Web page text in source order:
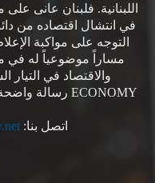
اللبنانية. فلبنان عانى
في انتشال اقتصاده من
التوجه على مواكبة
مساراً موضوعياً له في
ECONOMY رسالة واضحة، هي: تغليب الاقتصاد على السياسة.
اتصل بنا: